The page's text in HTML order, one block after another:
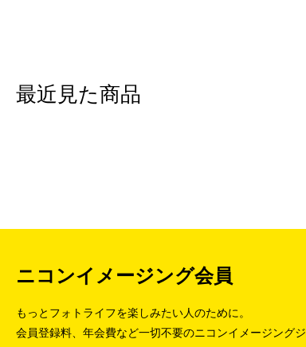
最近見た商品
ニコンイメージング会員
もっとフォトライフを楽しみたい人のために。
会員登録料、年会費など一切不要のニコンイメージング